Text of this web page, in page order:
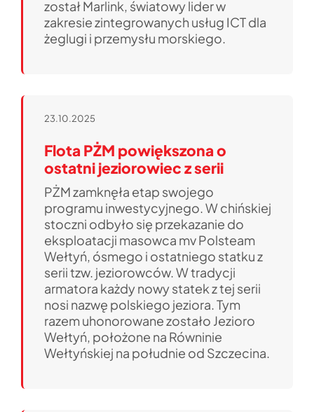
został Marlink, światowy lider w
zakresie zintegrowanych usług ICT dla
żeglugi i przemysłu morskiego.
23.10.2025
Flota PŻM powiększona o
ostatni jeziorowiec z serii
PŻM zamknęła etap swojego
programu inwestycyjnego. W chińskiej
stoczni odbyło się przekazanie do
eksploatacji masowca mv Polsteam
Wełtyń, ósmego i ostatniego statku z
serii tzw. jeziorowców. W tradycji
armatora każdy nowy statek z tej serii
nosi nazwę polskiego jeziora. Tym
razem uhonorowane zostało Jezioro
Wełtyń, położone na Równinie
Wełtyńskiej na południe od Szczecina.